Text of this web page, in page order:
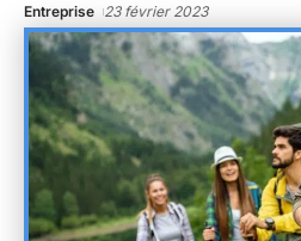
Entreprise 23 février 2023